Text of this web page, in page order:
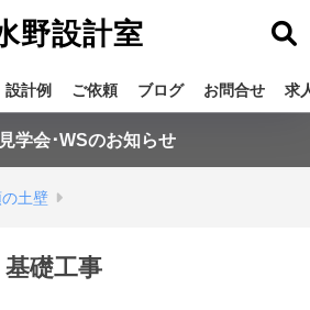
野設計室
設計例 ご依頼 ブログ お問合せ 求
学会･WSのお知らせ
土壁
礎工事